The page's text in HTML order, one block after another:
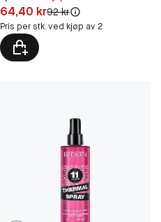
Pris: 64,40 kr
64,40 krOriginal pris:
92 kr
Pris per stk. ved kjøp av 2